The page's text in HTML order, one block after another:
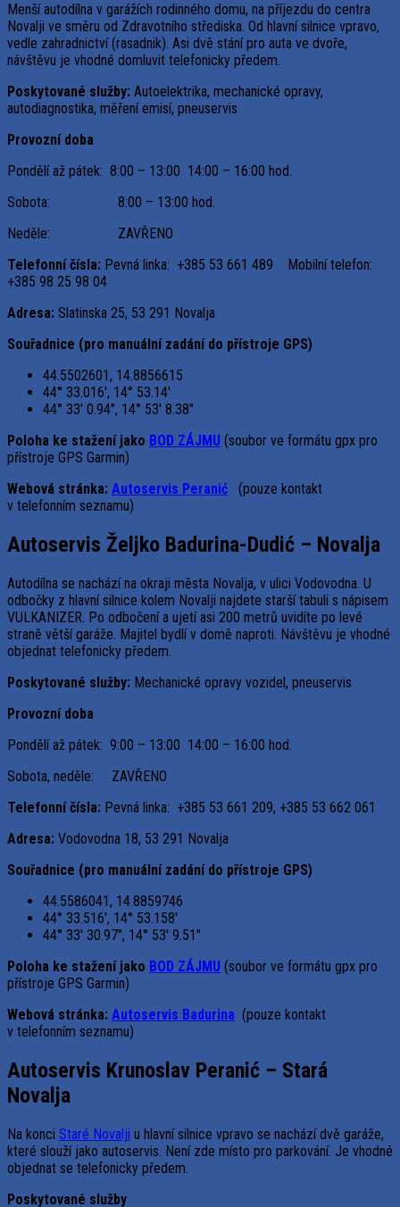
Menší autodílna v garážích rodinného domu, na příjezdu do centra
Novalji ve směru od Zdravotního střediska. Od hlavní silnice vpravo,
vedle zahradnictví (rasadnik). Asi dvě stání pro auta ve dvoře,
návštěvu je vhodné domluvit telefonicky předem.
Poskytované služby: Autoelektrika, mechanické opravy,
autodiagnostika, měření emisí, pneuservis
Provozní doba
Pondělí až pátek: 8:00 – 13:00 14:00 – 16:00 hod.
Sobota: 8:00 – 13:00 hod.
Neděle: ZAVŘENO
Telefonní čísla: Pevná linka: +385 53 661 489 Mobilní telefon:
+385 98 25 98 04
Adresa: Slatinska 25, 53 291 Novalja
Souřadnice (pro manuální zadání do přístroje GPS)
44.5502601, 14.8856615
44° 33.016′, 14° 53.14′
44° 33′ 0.94″, 14° 53′ 8.38″
Poloha ke stažení jako BOD ZÁJMU (soubor ve formátu gpx pro
přístroje GPS Garmin)
Webová stránka: Autoservis Peranić (pouze kontakt
v telefonním seznamu)
Autoservis Željko Badurina-Dudić – Novalja
Autodílna se nachází na okraji města Novalja, v ulici Vodovodna. U
odbočky z hlavní silnice kolem Novalji najdete starší tabuli s nápisem
VULKANIZER. Po odbočení a ujetí asi 200 metrů uvidíte po levé
straně větší garáže. Majitel bydlí v domě naproti. Návštěvu je vhodné
objednat telefonicky předem.
Poskytované služby: Mechanické opravy vozidel, pneuservis
Provozní doba
Pondělí až pátek: 9:00 – 13:00 14:00 – 16:00 hod.
Sobota, neděle: ZAVŘENO
Telefonní čísla: Pevná linka: +385 53 661 209, +385 53 662 061
Adresa: Vodovodna 18, 53 291 Novalja
Souřadnice (pro manuální zadání do přístroje GPS)
44.5586041, 14.8859746
44° 33.516′, 14° 53.158′
44° 33′ 30.97″, 14° 53′ 9.51″
Poloha ke stažení jako BOD ZÁJMU (soubor ve formátu gpx pro
přístroje GPS Garmin)
Webová stránka: Autoservis Badurina (pouze kontakt
v telefonním seznamu)
Autoservis Krunoslav Peranić – Stará
Novalja
Na konci Staré Novalji u hlavní silnice vpravo se nachází dvě garáže,
které slouží jako autoservis. Není zde místo pro parkování. Je vhodné
objednat se telefonicky předem.
Poskytované služby